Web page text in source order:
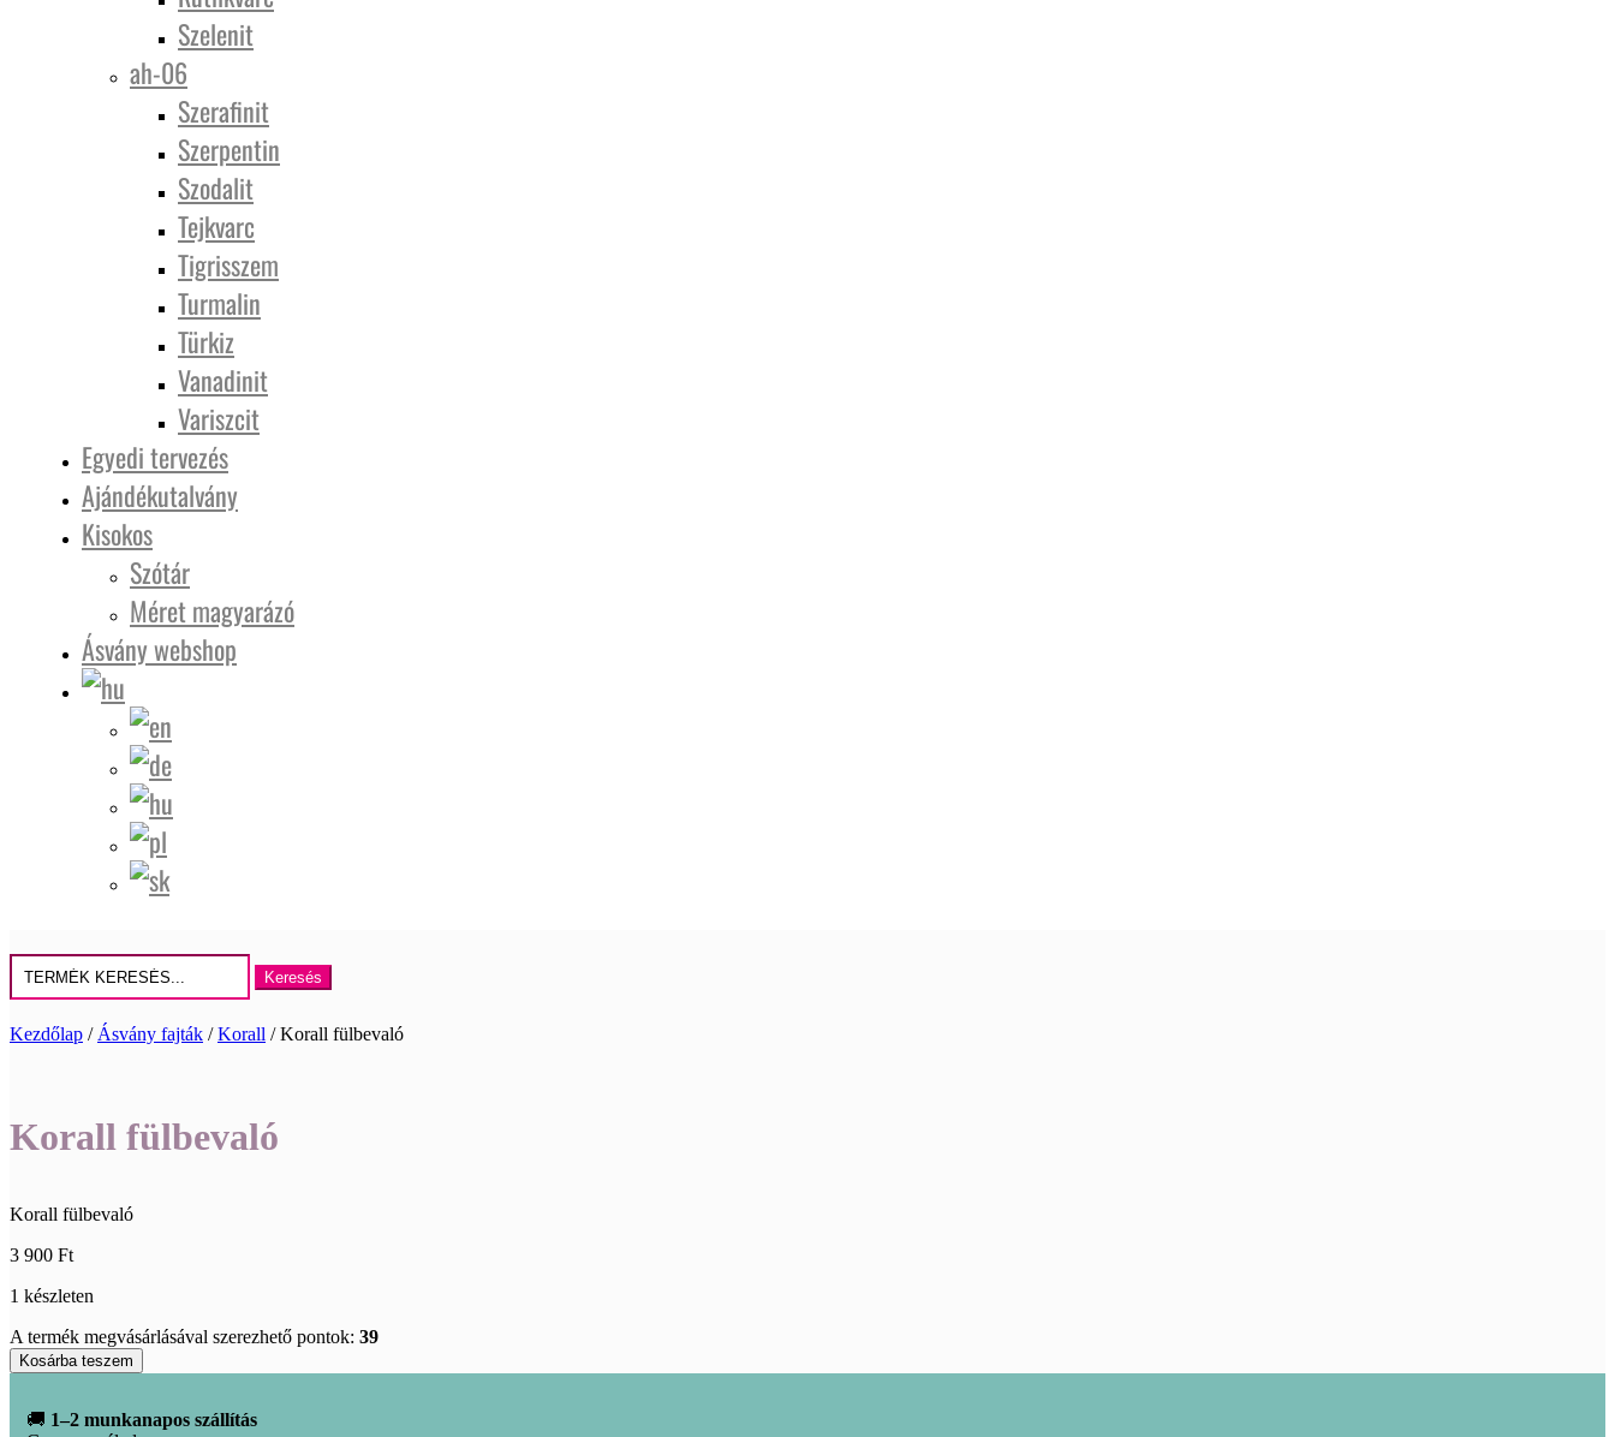
Szelenit
ah-06
Szerafinit
Szerpentin
Szodalit
Tejkvarc
Tigrisszem
Turmalin
Türkiz
Vanadinit
Variszcit
Egyedi tervezés
Ajándékutalvány
Kisokos
Szótár
Méret magyarázó
Ásvány webshop
Keresés
erre:
Kezdőlap / Ásvány fajták /Korall / Korall fülbevaló
Korall fülbevaló
Korall fülbevaló
3 900 Ft
1 készleten
A termék megvásárlásával szerezhető pontok: 39
Korall
fülbevaló
Kosárba teszem
🚚 1–2 munkanapos szállítás